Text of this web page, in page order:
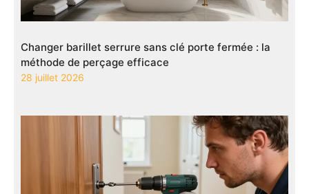
Changer barillet serrure sans clé porte fermée : la
méthode de perçage efficace
28 juillet 2026